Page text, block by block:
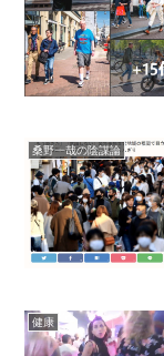
桑野一哉の陰謀論
健康